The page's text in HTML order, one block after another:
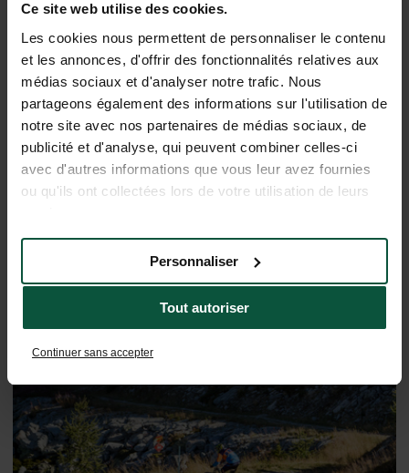
Ce site web utilise des cookies.
Les cookies nous permettent de personnaliser le contenu
et les annonces, d'offrir des fonctionnalités relatives aux
médias sociaux et d'analyser notre trafic. Nous
partageons également des informations sur l'utilisation de
notre site avec nos partenaires de médias sociaux, de
publicité et d'analyse, qui peuvent combiner celles-ci
avec d'autres informations que vous leur avez fournies
ou qu'ils ont collectées lors de votre utilisation de leurs
Tout autoriser
Personnaliser
Continuer sans accepter
Onze services voor een zorgeloos
verblijf
De regio ontdekken